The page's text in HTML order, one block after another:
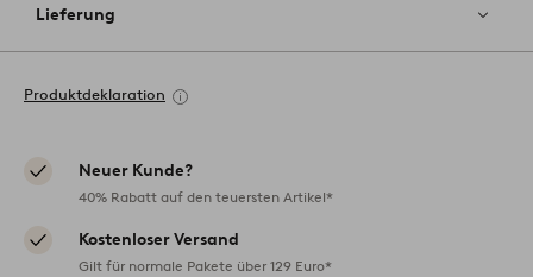
Lieferung
Produktdeklaration
Neuer Kunde?
40% Rabatt auf den teuersten Artikel*
Kostenloser Versand
Gilt für normale Pakete über 129 Euro*